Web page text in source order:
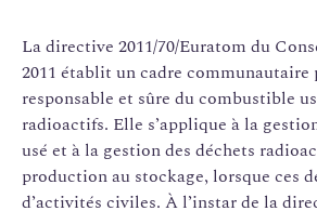
La directive 2011/70/Euratom du
2011 établit un cadre
responsable et sûre du combustible
radioactifs. Elle s’applique à la
usé et à la gestion des déchets
production au stockage, lorsque ces
d’activités civiles. À l’instar de la